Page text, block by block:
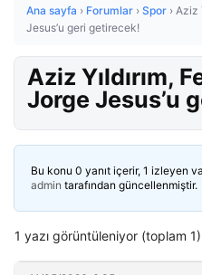
Ana sayfa › Forumlar › Spor › Aziz
Jesus’u geri getirecek!
Aziz Yıldırım,
Jorge Jesus’u
Bu konu 0 yanıt içerir, 1 izleyen
admin tarafından güncellenmiştir.
1 yazı görüntüleniyor (toplam 1)